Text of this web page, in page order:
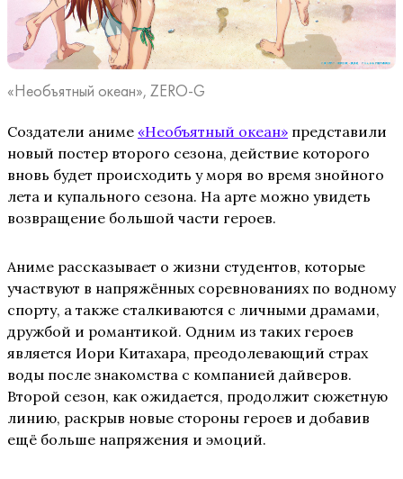
«Необъятный океан», ZERO-G
Создатели аниме «Необъятный океан» представили
новый постер второго сезона, действие которого
вновь будет происходить у моря во время знойного
лета и купального сезона. На арте можно увидеть
возвращение большой части героев.
Аниме рассказывает о жизни студентов, которые
участвуют в напряжённых соревнованиях по водному
спорту, а также сталкиваются с личными драмами,
дружбой и романтикой. Одним из таких героев
является Иори Китахара, преодолевающий страх
воды после знакомства с компанией дайверов.
Второй сезон, как ожидается, продолжит сюжетную
линию, раскрыв новые стороны героев и добавив
ещё больше напряжения и эмоций.